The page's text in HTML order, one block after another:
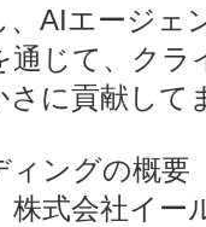
、AIエージェ
通じて、クラ
さに貢献して
ィングの概要
式会社イー